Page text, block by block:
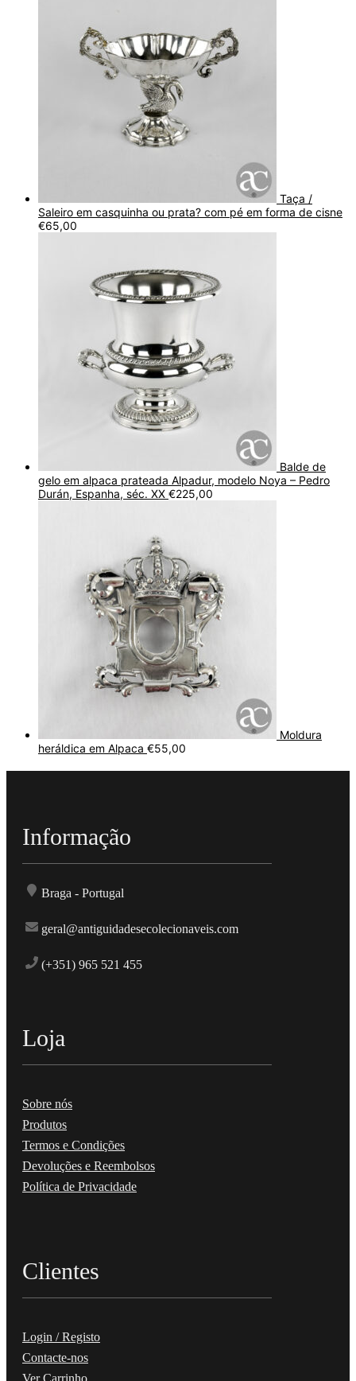
Taça /
Saleiro em casquinha ou prata? com pé em forma de cisne
€65,00
Balde de
gelo em alpaca prateada Alpadur, modelo Noya – Pedro
Durán, Espanha, séc. XX €225,00
Moldura
heráldica em Alpaca €55,00
Informação
Braga - Portugal
geral@antiguidadesecolecionaveis.com
(+351) 965 521 455
Loja
Sobre nós
Produtos
Termos e Condições
Devoluções e Reembolsos
Política de Privacidade
Clientes
Login / Registo
Contacte-nos
Ver Carrinho